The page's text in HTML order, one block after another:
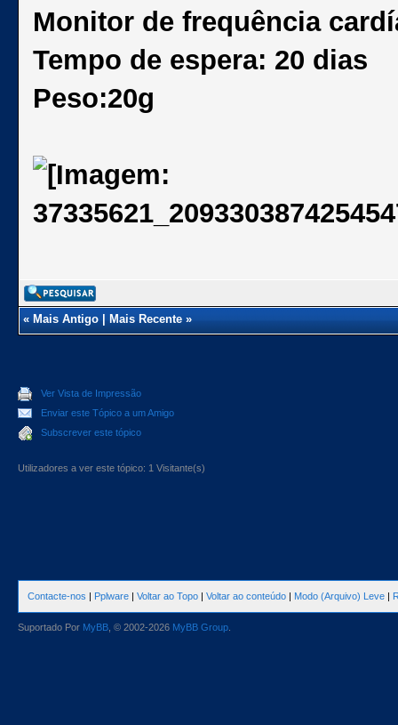
Monitor de frequência
Tempo de espera: 20 dias
Peso:20g
«Mais Antigo|Mais Recente»
Ver Vista de Impressão
Enviar este Tópico a um Amigo
Subscrever este tópico
Utilizadores a ver este tópico: 1 Visitante(s)
Contacte-nos | Pplware | Voltar ao Topo | Voltar ao conteúdo | Modo (Arquivo) Leve |
Suportado Por MyBB , © 2002-2026 MyBB Group